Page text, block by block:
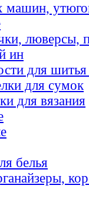
машин,
люверсы,
ин
для шитья
для сумок
для вязания
белья